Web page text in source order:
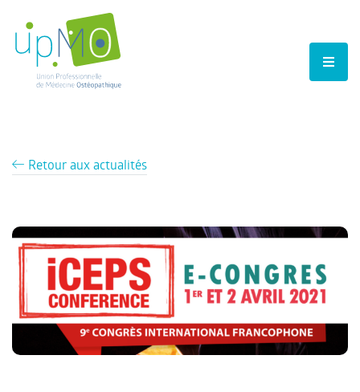
Retour aux actualités